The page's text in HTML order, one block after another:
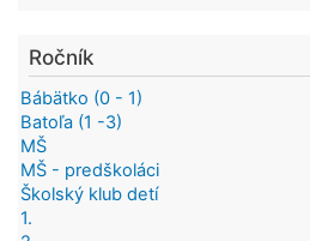
Ročník
Bábätko (0 - 1)
Batoľa (1 -3)
MŠ
MŠ - predškoláci
Školský klub detí
1.